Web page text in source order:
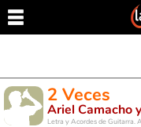
2 Veces
Ariel Camacho
Letra y Acordes de Guitarra.